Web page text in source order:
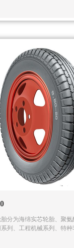
为海绵实芯轮胎、聚氨
列、工程机械系列、特